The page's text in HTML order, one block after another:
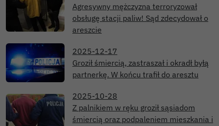
Agresywny mężczyzna terroryzował
obsługę stacji paliw! Sąd zdecydował o
areszcie
2025-12-17
Groził śmiercią, zastraszał i okradł byłą
partnerkę. W końcu trafił do aresztu
2025-10-28
Z palnikiem w ręku groził sąsiadom
śmiercią oraz podpaleniem mieszkania i